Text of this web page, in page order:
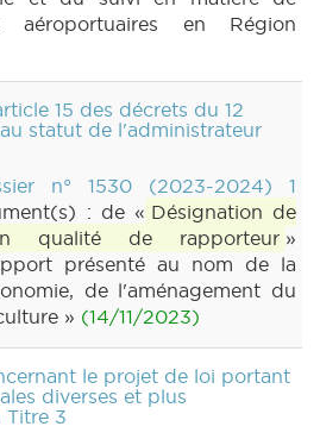
aéroportuaires en Région
15 des décrets du 12
statut de l'administrateur
n° 1530 (2023-2024) 1
: de « Désignation de
qualité de rapporteur »
présenté au nom de la
de l'aménagement du
» (14/11/2023)
le projet de loi portant
diverses et plus
Titre 3